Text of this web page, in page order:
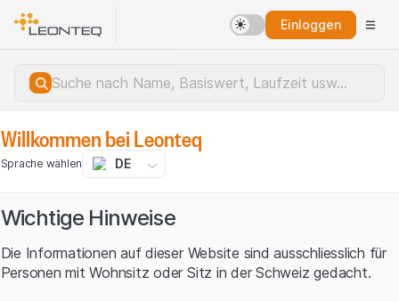
Einloggen
Willkommen bei Leonteq
Sprache wählen DE
Wichtige Hinweise
Die Informationen auf dieser Website sind ausschliesslich für
Personen mit Wohnsitz oder Sitz in der Schweiz gedacht.